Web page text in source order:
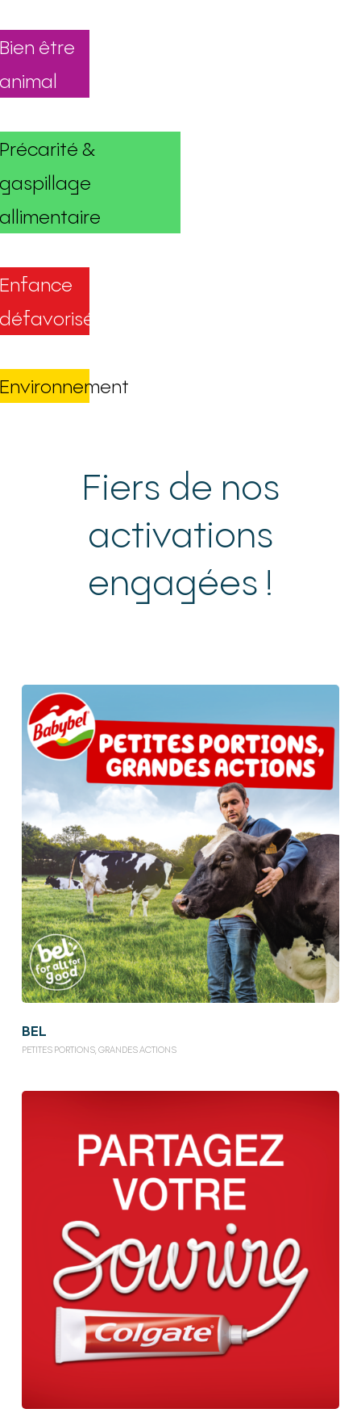
être
&
Fiers de nos
activations
engagées !
BEL
PETITES PORTIONS, GRANDES ACTIONS